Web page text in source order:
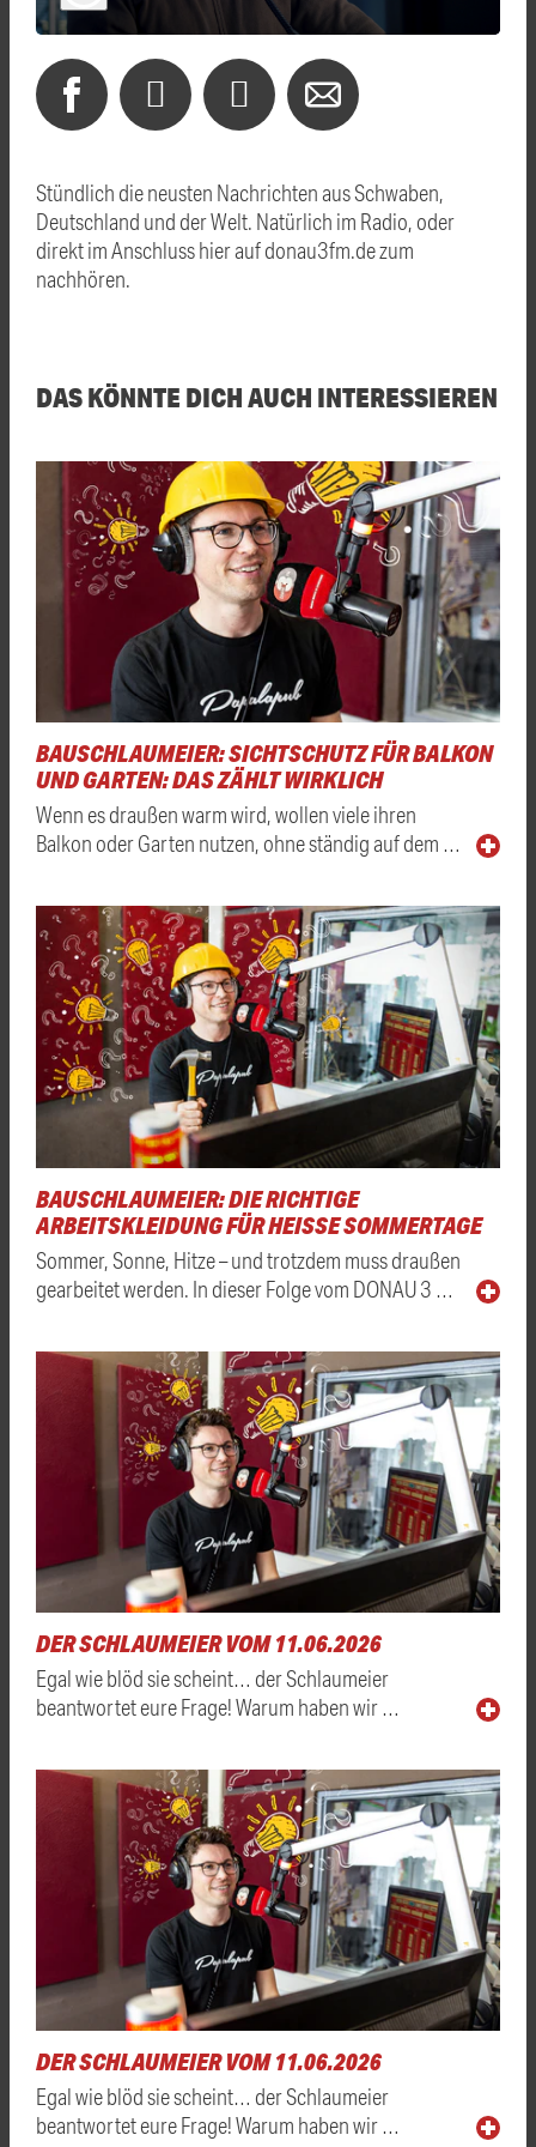
Stündlich die neusten Nachrichten aus Schwaben,
Deutschland und der Welt. Natürlich im Radio, oder
direkt im Anschluss hier auf donau3fm.de zum
nachhören.
DAS KÖNNTE DICH AUCH INTERESSIEREN
BAUSCHLAUMEIER: SICHTSCHUTZ FÜR BALKON
UND GARTEN: DAS ZÄHLT WIRKLICH
Wenn es draußen warm wird, wollen viele ihren
Balkon oder Garten nutzen, ohne ständig auf dem …
BAUSCHLAUMEIER: DIE RICHTIGE
ARBEITSKLEIDUNG FÜR HEISSE SOMMERTAGE
Sommer, Sonne, Hitze – und trotzdem muss draußen
gearbeitet werden. In dieser Folge vom DONAU 3 …
DER SCHLAUMEIER VOM 11.06.2026
Egal wie blöd sie scheint… der Schlaumeier
beantwortet eure Frage! Warum haben wir …
DER SCHLAUMEIER VOM 11.06.2026
Egal wie blöd sie scheint… der Schlaumeier
beantwortet eure Frage! Warum haben wir …